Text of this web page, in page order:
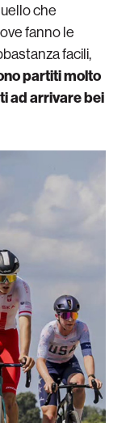
che
fanno le
facili,
partiti molto
ad arrivare bei